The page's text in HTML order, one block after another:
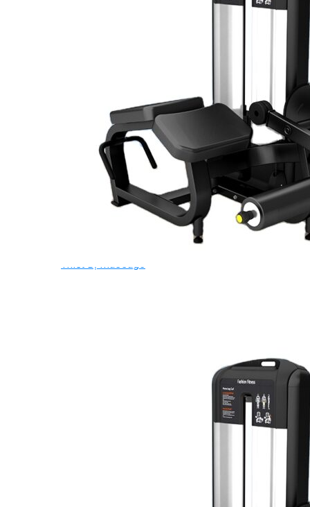
Ghế Tập Đa Năng
Khung Tập Tạ Rời
Dàn Tập Thể Lực 360
Máy tập Home Gym
Dụng Cụ Tập Gym
Giàn Tạ Đa Năng
Ghế Tập Bụng
Ghế Tập Tạ
Dụng Cụ Tập Thể Lực
Thiết Bị Massage
Xe đạp ngồi có tựa lưng Spirit
Máy trượt tuyết Spirit
Máy chèo thuyền Spirit
Máy tập phục hồi chức năng Spirit
SP3 Serie Strength Spirit